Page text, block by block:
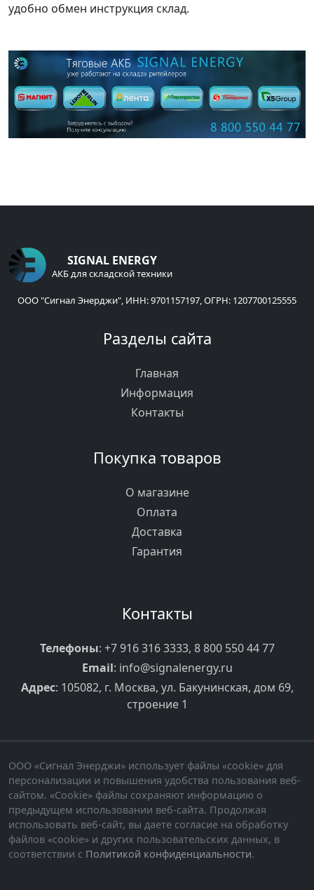
удобно обмен инструкция склад.
SIGNAL ENERGY
АКБ для складской техники
ООО "Сигнал Энерджи", ИНН: 9701157197, ОГРН: 1207700125555
Разделы сайта
Главная
Информация
Контакты
Покупка товаров
О магазине
Оплата
Доставка
Гарантия
Контакты
Телефоны: +7 916 316 3333, 8 800 550 44 77
Email: info@signalenergy.ru
Адрес: 105082, г. Москва, ул. Бакунинская, дом 69,
строение 1
ООО «Сигнал Энерджи» использует файлы «cookie» для
персонализации и повышения удобства пользования веб-
сайтом. «Cookie» файлы сохраняют информацию о
предыдущем использовании веб-сайта. Продолжая
использовать веб-сайт, вы даете согласие на обработку
файлов «cookie» и других пользовательских данных, в
соответствии с Политикой конфиденциальности.